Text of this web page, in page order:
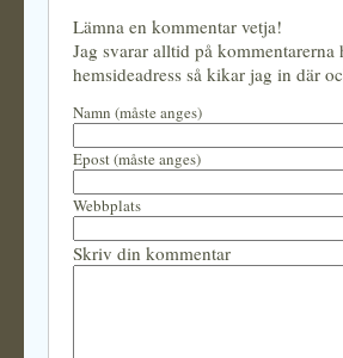
Lämna en kommentar vetja!
Jag svarar alltid på
hemsideadress så kikar jag in där
Namn (måste anges)
Epost (måste anges)
Webbplats
Skriv din kommentar